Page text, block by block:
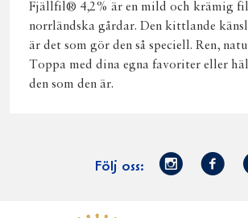
Fjällfil® 4,2% är en mild och krämig
norrländska gårdar. Den kittlande
är det som gör den så speciell. Ren,
Toppa med dina egna favoriter eller
den som den är.
Följ oss: